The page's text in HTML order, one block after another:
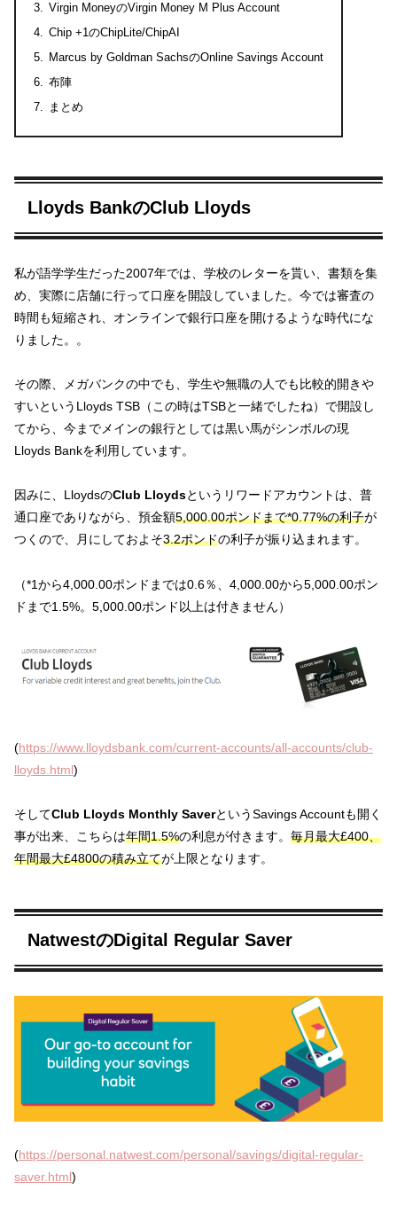
Virgin MoneyのVirgin Money M Plus Account
Chip +1のChipLite/ChipAI
Marcus by Goldman SachsのOnline Savings Account
布陣
まとめ
Lloyds BankのClub Lloyds
私が語学学生だった2007年では、学校のレターを貰い、書類を集
め、実際に店舗に行って口座を開設していました。今では審査の
時間も短縮され、オンラインで銀行口座を開けるような時代にな
りました。。
その際、メガバンクの中でも、学生や無職の人でも比較的開きや
すいというLloyds TSB（この時はTSBと一緒でしたね）で開設し
てから、今までメインの銀行としては黒い馬がシンボルの現
Lloyds Bankを利用しています。
因みに、LloydsのClub Lloydsというリワードアカウントは、普
通口座でありながら、預金額5,000.00ポンドまで*0.77%の利子が
つくので、月にしておよそ3.2ポンドの利子が振り込まれます。
（*1から4,000.00ポンドまでは0.6％、4,000.00から5,000.00ポン
ドまで1.5%。5,000.00ポンド以上は付きません）
(https://www.lloydsbank.com/current-accounts/all-accounts/club-
lloyds.html)
そしてClub Lloyds Monthly SaverというSavings Accountも開く
事が出来、こちらは年間1.5%の利息が付きます。 毎月最大£400、
年間最大£4800の積み立てが上限となります。
NatwestのDigital Regular Saver
(https://personal.natwest.com/personal/savings/digital-regular-
saver.html)